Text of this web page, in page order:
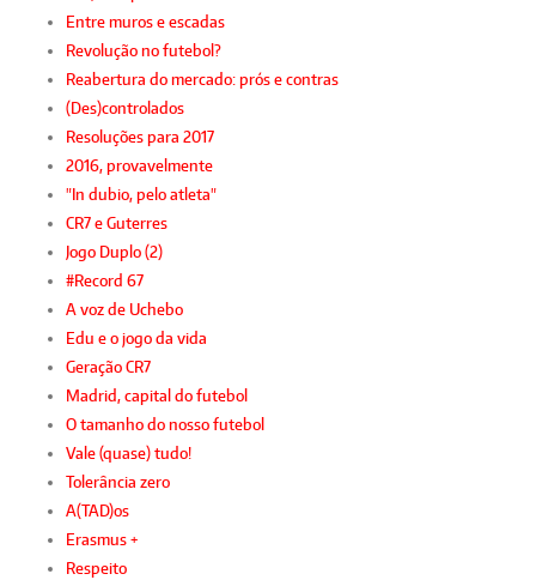
Entre muros e escadas
Revolução no futebol?
Reabertura do mercado: prós e contras
(Des)controlados
Resoluções para 2017
2016, provavelmente
"In dubio, pelo atleta"
CR7 e Guterres
Jogo Duplo (2)
#Record 67
A voz de Uchebo
Edu e o jogo da vida
Geração CR7
Madrid, capital do futebol
O tamanho do nosso futebol
Vale (quase) tudo!
Tolerância zero
A(TAD)os
Erasmus +
Respeito